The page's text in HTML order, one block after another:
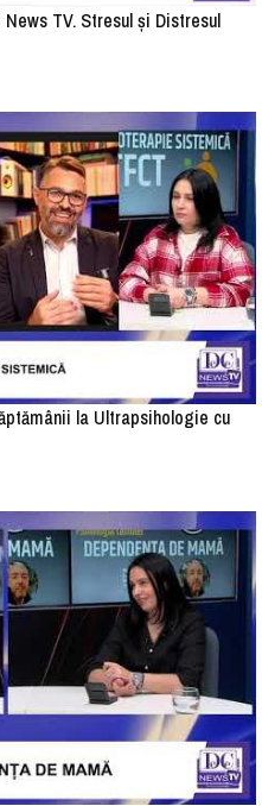
TV. Stresul și Distresul
la Ultrapsihologie cu